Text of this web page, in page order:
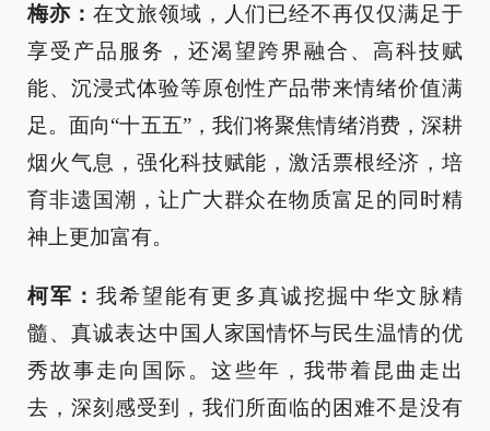
梅亦： 在文旅领域，人们已经不再仅仅满足于
享受产品服务，还渴望跨界融合、高科技赋
能、沉浸式体验等原创性产品带来情绪价值满
足。面向“十五五”，我们将聚焦情绪消费，深耕
烟火气息，强化科技赋能，激活票根经济，培
育非遗国潮，让广大群众在物质富足的同时精
神上更加富有。
柯军：我希望能有更多真诚挖掘中华文脉精
髓、真诚表达中国人家国情怀与民生温情的优
秀故事走向国际。这些年，我带着昆曲走出
去，深刻感受到，我们所面临的困难不是没有